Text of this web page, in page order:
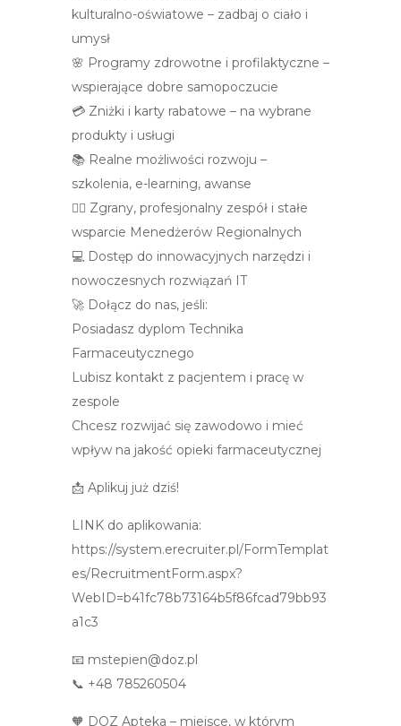
kulturalno-oświatowe – zadbaj o ciało i
umysł
🌸 Programy zdrowotne i profilaktyczne –
wspierające dobre samopoczucie
💳 Zniżki i karty rabatowe – na wybrane
produkty i usługi
📚 Realne możliwości rozwoju –
szkolenia, e-learning, awanse
👩‍⚕️ Zgrany, profesjonalny zespół i stałe
wsparcie Menedżerów Regionalnych
💻 Dostęp do innowacyjnych narzędzi i
nowoczesnych rozwiązań IT
🚀 Dołącz do nas, jeśli:
Posiadasz dyplom Technika
Farmaceutycznego
Lubisz kontakt z pacjentem i pracę w
zespole
Chcesz rozwijać się zawodowo i mieć
wpływ na jakość opieki farmaceutycznej
📩 Aplikuj już dziś!
LINK do aplikowania:
https://system.erecruiter.pl/FormTemplat
es/RecruitmentForm.aspx?
WebID=b41fc78b73164b5f86fcad79bb93
a1c3
📧 mstepien@doz.pl
📞 +48 785260504
🧡 DOZ Apteka – miejsce, w którym